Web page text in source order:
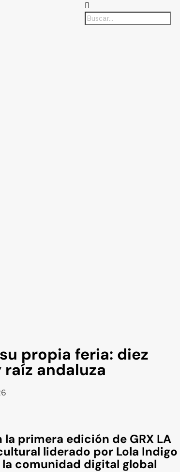
propia feria: diez
andaluza
primera edición de GRX LA
liderado por Lola Indigo
comunidad digital global